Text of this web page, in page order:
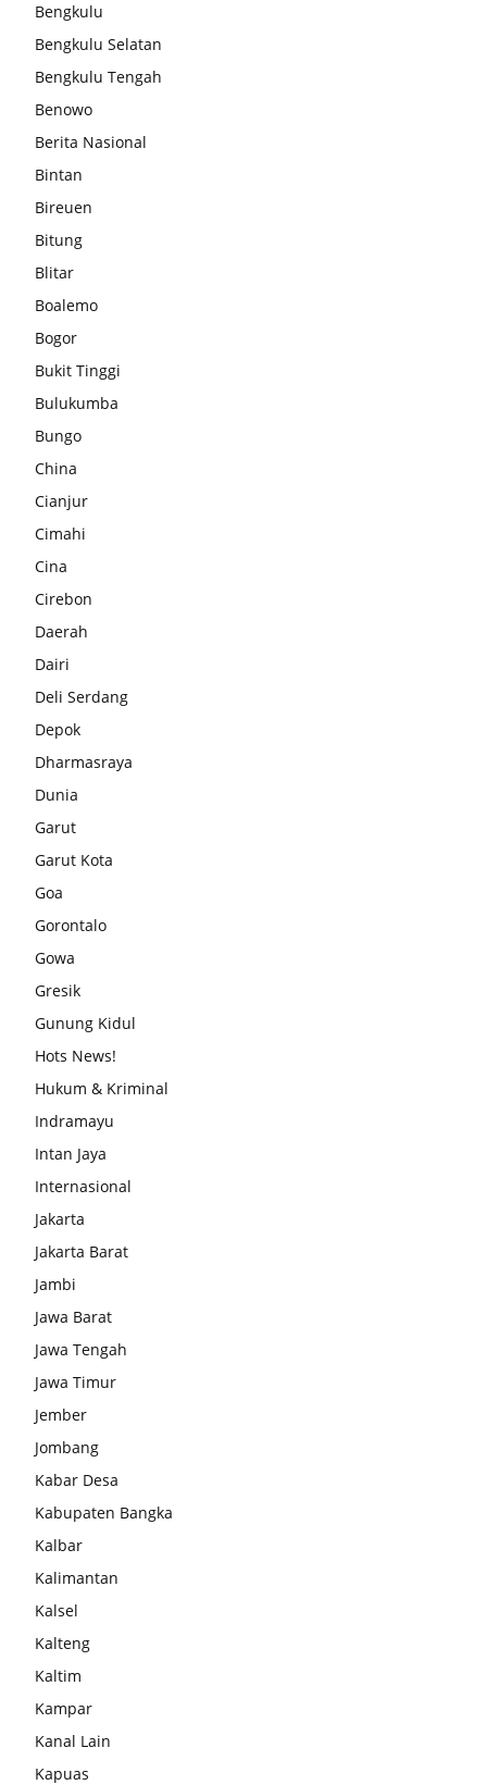
Bengkulu
Bengkulu Selatan
Bengkulu Tengah
Benowo
Berita Nasional
Bintan
Bireuen
Bitung
Blitar
Boalemo
Bogor
Bukit Tinggi
Bulukumba
Bungo
China
Cianjur
Cimahi
Cina
Cirebon
Daerah
Dairi
Deli Serdang
Depok
Dharmasraya
Dunia
Garut
Garut Kota
Goa
Gorontalo
Gowa
Gresik
Gunung Kidul
Hots News!
Hukum & Kriminal
Indramayu
Intan Jaya
Internasional
Jakarta
Jakarta Barat
Jambi
Jawa Barat
Jawa Tengah
Jawa Timur
Jember
Jombang
Kabar Desa
Kabupaten Bangka
Kalbar
Kalimantan
Kalsel
Kalteng
Kaltim
Kampar
Kanal Lain
Kapuas